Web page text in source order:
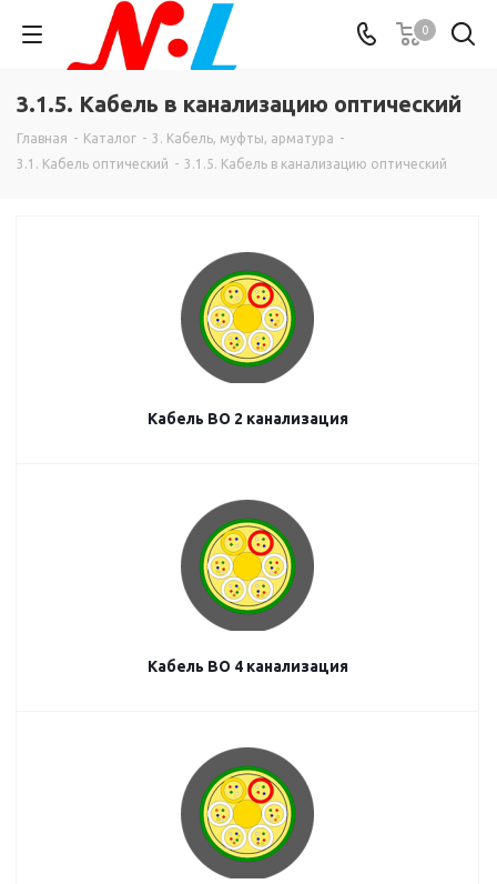
0
3.1.5. Кабель в канализацию оптический
Главная - Каталог - 3. Кабель, муфты, арматура -
3.1. Кабель оптический - 3.1.5. Кабель в канализацию оптический
Кабель ВО 2 канализация
Кабель ВО 4 канализация